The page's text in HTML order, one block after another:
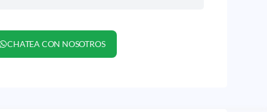
CHATEA CON NOSOTROS